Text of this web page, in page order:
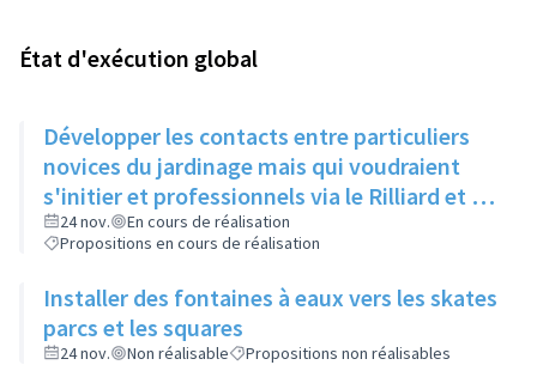
État d'exécution global
Développer les contacts entre particuliers
novices du jardinage mais qui voudraient
s'initier et professionnels via le Rilliard et la
Maison de la Vie Locale
24 nov.
En cours de réalisation
Propositions en cours de réalisation
Installer des fontaines à eaux vers les skates
parcs et les squares
24 nov. Non réalisable Propositions non réalisables